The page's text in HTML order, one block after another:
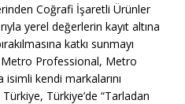
Coğrafi İşaretli Ürünler
yerel değerlerin kayıt altına
katkı sunmayı
Professional, Metro
kendi markalarını
Türkiye’de “Tarladan